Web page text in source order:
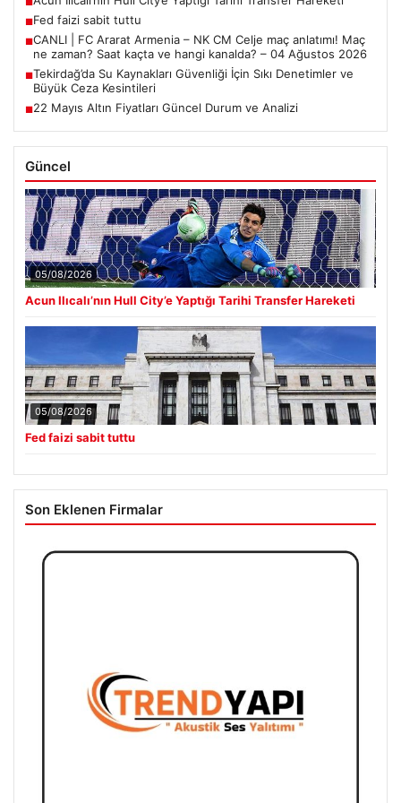
■Fed faizi sabit tuttu
■CANLI | FC Ararat Armenia – NK CM Celje maç anlatımı! Maç
ne zaman? Saat kaçta ve hangi kanalda? – 04 Ağustos 2026
■Tekirdağ’da Su Kaynakları Güvenliği İçin Sıkı Denetimler ve
Büyük Ceza Kesintileri
■22 Mayıs Altın Fiyatları Güncel Durum ve Analizi
Güncel
05/08/2026
Acun Ilıcalı’nın Hull City’e Yaptığı Tarihi Transfer Hareketi
05/08/2026
Fed faizi sabit tuttu
Son Eklenen Firmalar